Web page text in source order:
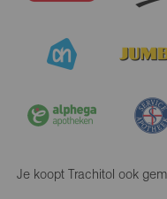
Je koopt Trachitol ook